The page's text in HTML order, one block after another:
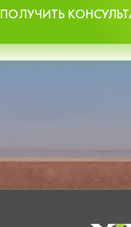
ПОЛУЧИТЬ